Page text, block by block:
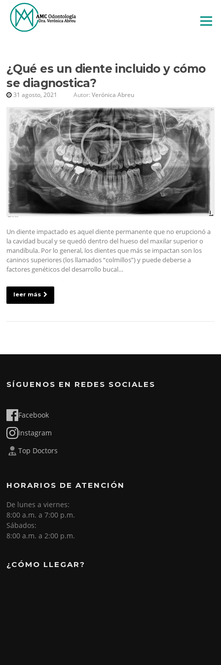
Saltar
contenido
Menú
ETIQUETA:CANINO
IMPACTADO
¿Qué es un diente incluido y cómo
se diagnostica?
31 agosto, 2021 Autor:Verónica Abreu
Un diente impactado es aquel diente permanente que no erupcionó a
la cavidad bucal y se quedó dentro del hueso del maxilar superior o
mandíbula. Por lo general, los dientes que más se impactan son los
caninos superiores (los llamados “colmillos”) y puede deberse a
factores genéticos del desarrollo bucal…
leer más
SÍGUENOS EN REDES SOCIALES
Facebook
Instagram
Top Doctors
HORARIOS DE ATENCIÓN
De lunes a viernes:
8:00 a.m. a 7:00 p.m.
Sábados:
8:00 a.m. a 2:00 p.m.
¿CÓMO LLEGAR?